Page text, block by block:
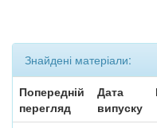
Знайдені матеріали:
Попередній
перегляд
Дата
випуску